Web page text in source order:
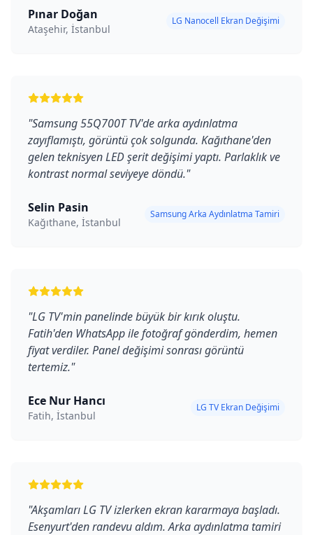
Pınar Doğan
Ataşehir, İstanbul
LG Nanocell Ekran Değişimi
"Samsung 55Q700T TV'de arka aydınlatma
zayıflamıştı, görüntü çok solgunda. Kağıthane'den
gelen teknisyen LED şerit değişimi yaptı. Parlaklık ve
kontrast normal seviyeye döndü."
Selin Pasin
Kağıthane, İstanbul
Samsung Arka Aydınlatma Tamiri
"LG TV'min panelinde büyük bir kırık oluştu.
Fatih'den WhatsApp ile fotoğraf gönderdim, hemen
fiyat verdiler. Panel değişimi sonrası görüntü
tertemiz."
Ece Nur Hancı
Fatih, İstanbul
LG TV Ekran Değişimi
"Akşamları LG TV izlerken ekran kararmaya başladı.
Esenyurt'den randevu aldım. Arka aydınlatma tamiri